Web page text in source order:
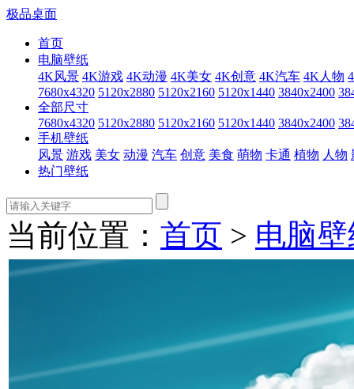
极品桌面
首页
电脑壁纸
4K风景 4K游戏 4K动漫 4K美女 4K创意 4K汽车 4K人物
7680x4320 5120x2880 5120x2160 5120x1440 3840x2400
全部尺寸
7680x4320 5120x2880 5120x2160 5120x1440 3840x2400
手机壁纸
风景 游戏 美女 动漫 汽车 创意 美食 萌物 卡通 植物 人物
热门壁纸
当前位置： 首页 > 电脑